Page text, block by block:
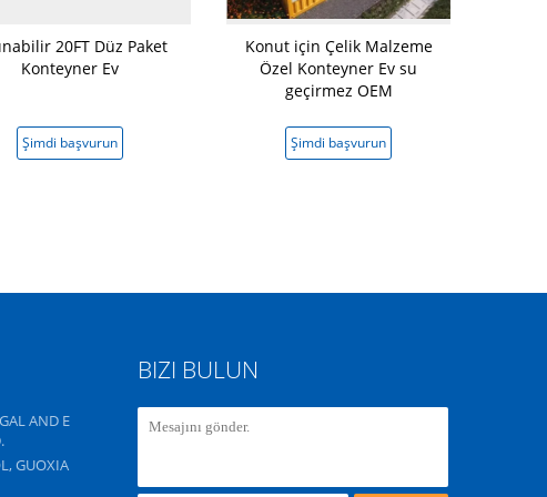
20FT Düz Paket
Konteyner Ev
Şimdi başvurun
Konut için Çelik Malzeme
Özel Konteyner Ev su
geçirmez OEM
Şimdi başvurun
AND E
GUOXIA
BIZI BULUN